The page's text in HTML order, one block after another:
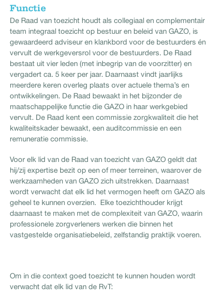
Functie
De Raad van toezicht houdt als collegiaal en complementair
team integraal toezicht op bestuur en beleid van GAZO, is
gewaardeerd adviseur en klankbord voor de bestuurders én
vervult de werkgeversrol voor de bestuurders. De Raad
bestaat uit vier leden (met inbegrip van de voorzitter) en
vergadert ca. 5 keer per jaar. Daarnaast vindt jaarlijks
meerdere keren overleg plaats over actuele thema’s en
ontwikkelingen. De Raad bewaakt in het bijzonder de
maatschappelijke functie die GAZO in haar werkgebied
vervult. De Raad kent een commissie zorgkwaliteit die het
kwaliteitskader bewaakt, een auditcommissie en een
remuneratie commissie.
Voor elk lid van de Raad van toezicht van GAZO geldt dat
hij/zij expertise bezit op een of meer terreinen, waarover de
werkzaamheden van GAZO zich uitstrekken. Daarnaast
wordt verwacht dat elk lid het vermogen heeft om GAZO als
geheel te kunnen overzien. Elke toezichthouder krijgt
daarnaast te maken met de complexiteit van GAZO, waarin
professionele zorgverleners werken die binnen het
vastgestelde organisatiebeleid, zelfstandig praktijk voeren.
Om in die context goed toezicht te kunnen houden wordt
verwacht dat elk lid van de RvT: